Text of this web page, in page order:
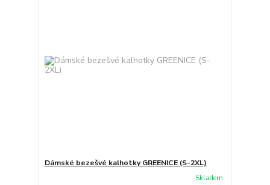
Dámské bezešvé kalhotky GREENICE (S-2XL)
Skladem